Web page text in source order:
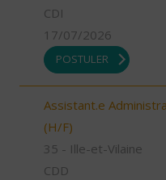
CDI
17/07/2026
POSTULER
Assistant.e
(H/F)
35 - Ille-et-Vilaine
CDD